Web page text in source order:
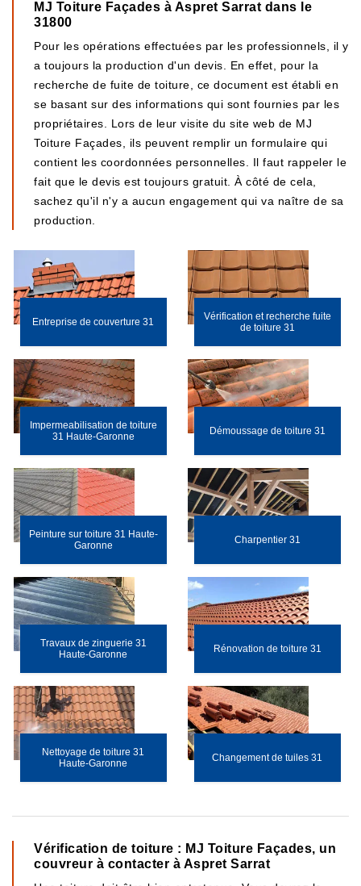
MJ Toiture Façades à Aspret Sarrat dans le
31800
Pour les opérations effectuées par les professionnels, il y
a toujours la production d'un devis. En effet, pour la
recherche de fuite de toiture, ce document est établi en
se basant sur des informations qui sont fournies par les
propriétaires. Lors de leur visite du site web de MJ
Toiture Façades, ils peuvent remplir un formulaire qui
contient les coordonnées personnelles. Il faut rappeler le
fait que le devis est toujours gratuit. À côté de cela,
sachez qu'il n'y a aucun engagement qui va naître de sa
production.
Entreprise de couverture 31
Vérification et recherche fuite
de toiture 31
Impermeabilisation de toiture
31 Haute-Garonne
Démoussage de toiture 31
Peinture sur toiture 31 Haute-
Garonne
Charpentier 31
Travaux de zinguerie 31
Haute-Garonne
Rénovation de toiture 31
Nettoyage de toiture 31
Haute-Garonne
Changement de tuiles 31
Vérification de toiture : MJ Toiture Façades, un
couvreur à contacter à Aspret Sarrat